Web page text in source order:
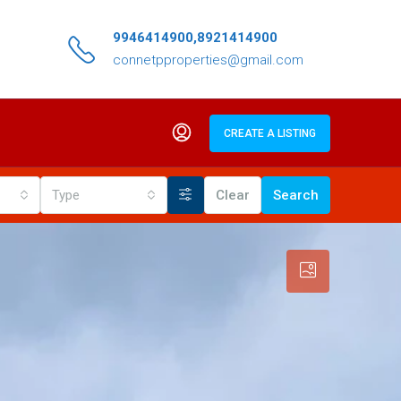
9946414900,8921414900
connetpproperties@gmail.com
CREATE A LISTING
Type Clear Search